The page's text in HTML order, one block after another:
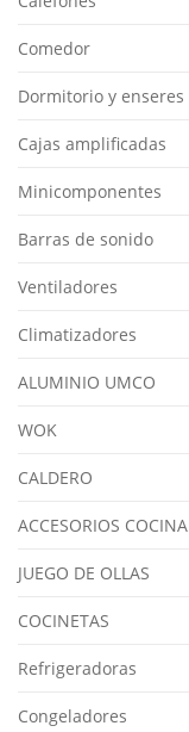
Comedor
Dormitorio y enseres
Cajas amplificadas
Minicomponentes
Barras de sonido
Ventiladores
Climatizadores
ALUMINIO UMCO
WOK
CALDERO
ACCESORIOS COCINA
JUEGO DE OLLAS
COCINETAS
Refrigeradoras
Congeladores